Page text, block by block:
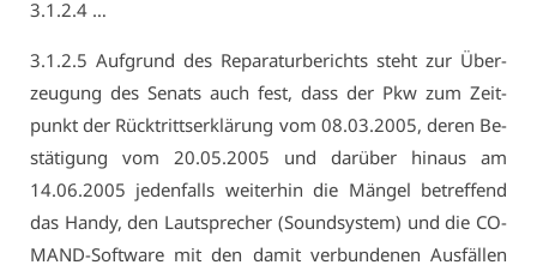
3.​1.​2.​4 …
3.​1.​2.​5 Auf­grund des Re­pa­ra­tur­be­richts steht zur Über­
zeu­gung des Se­nats auch fest, dass der Pkw zum Zeit­
punkt der Rück­tritts­er­klä­rung vom 08.03.2005, de­ren Be­
stä­ti­gung vom 20.05.2005 und dar­über hin­aus am
14.06.2005 je­den­falls wei­ter­hin die Män­gel be­tref­fend
das Han­dy, den Laut­spre­cher (So­und­sys­tem) und die CO­
MAND-Soft­ware mit den da­mit ver­bun­de­nen Aus­fäl­len